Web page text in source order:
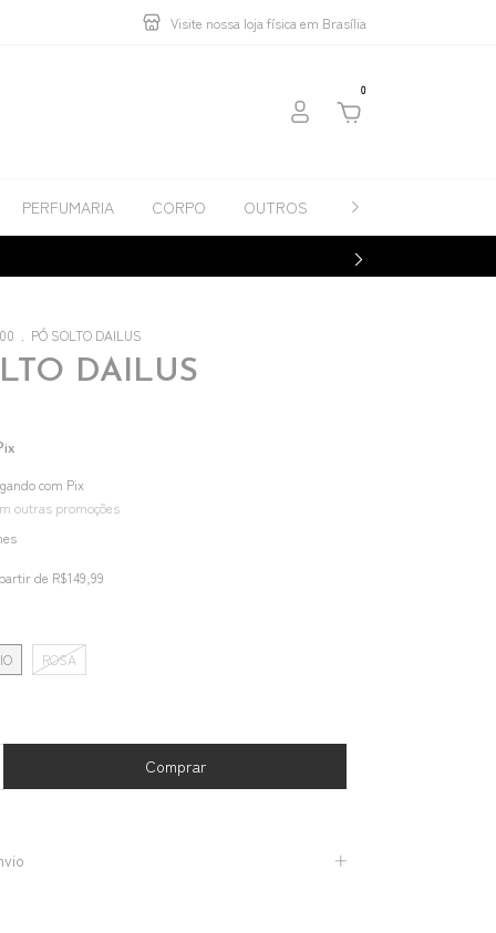
Visite nossa loja física em Brasília
0
PERFUMARIA CORPO OUTROS Contato
PÓ SOLTO DAILUS
DAILUS
com Pix
outras promoções
de R$149,99
ROSA